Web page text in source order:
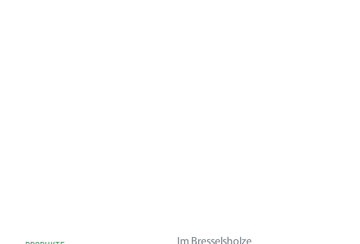
Im Bresselsholze